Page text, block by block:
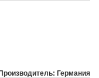
Германия